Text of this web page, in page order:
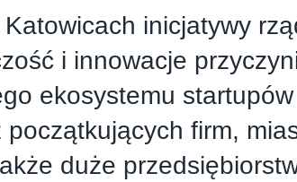
inicjatywy
i innowacje
ekosystemu startupów
firm,
duże